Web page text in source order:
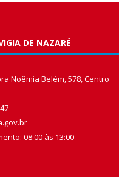
DE NAZARÉ
Noêmia Belém, 578, Centro
08:00 às 13:00